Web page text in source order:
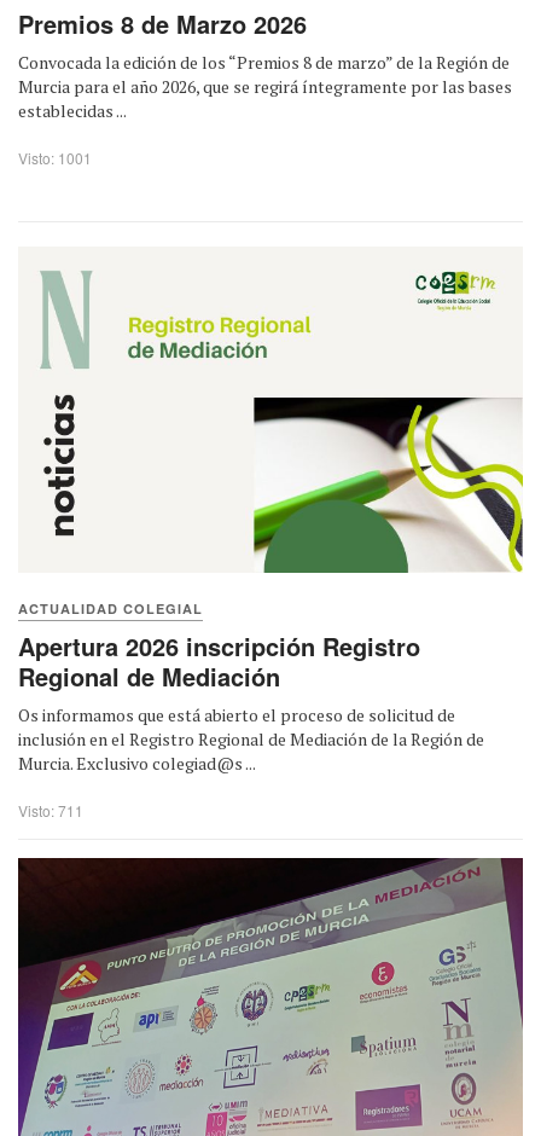
Premios 8 de Marzo 2026
Convocada la edición de los “Premios 8 de marzo” de la Región de
Murcia para el año 2026, que se regirá íntegramente por las bases
establecidas ...
Visto: 1001
ACTUALIDAD COLEGIAL
Apertura 2026 inscripción Registro
Regional de Mediación
Os informamos que está abierto el proceso de solicitud de
inclusión en el Registro Regional de Mediación de la Región de
Murcia. Exclusivo colegiad@s ...
Visto: 711